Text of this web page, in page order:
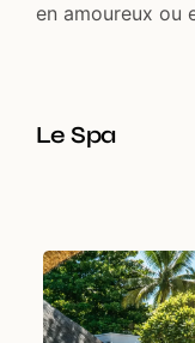
en amoureux ou
Le Spa